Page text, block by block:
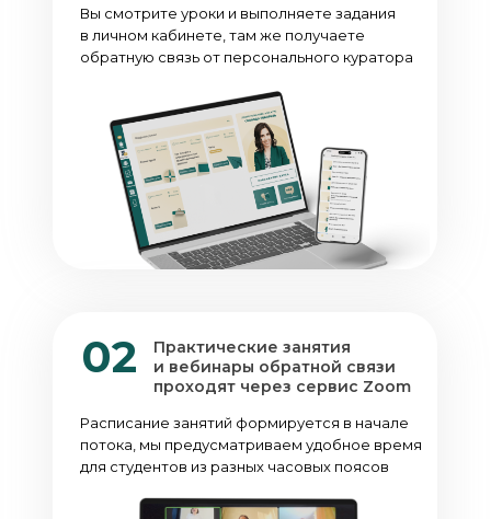
02
Практические занятия
и вебинары обратной связи
проходят через сервис Zoom
Вы смотрите уроки и выполняете задания
в личном кабинете, там же получаете
обратную связь от персонального куратора
Расписание занятий формируется в начале
потока, мы предусматриваем удобное время
для студентов из разных часовых поясов